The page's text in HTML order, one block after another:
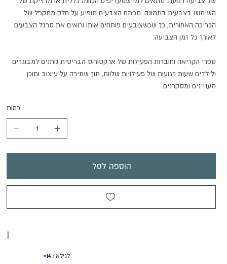
השימוש בצבעים בתמונה. מפתח הצבעים מופיע על חלק מתקפל של
הכריכה האחורית, כך שכשצובעים פותחים אותו ורואים את סרגל הצבעים
לאורך כל זמן הצביעה.
ספרי הקריאה וחוברות הפעילות של ארקטורוס הבריטית נותנים למבוגרים
ולילדים שעות רגועות של פעילויות שלוות, תוך שמירה על עיצוב ותוכן
מעניינים ומסקרנים.
כמות
הוספה לסל
I
לגילאי: 14+